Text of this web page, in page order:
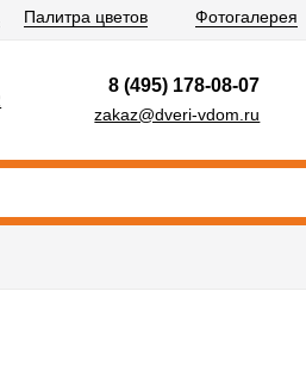
Палитра цветов Фотогалерея
8 (495) 178-08-07
zakaz@dveri-vdom.ru